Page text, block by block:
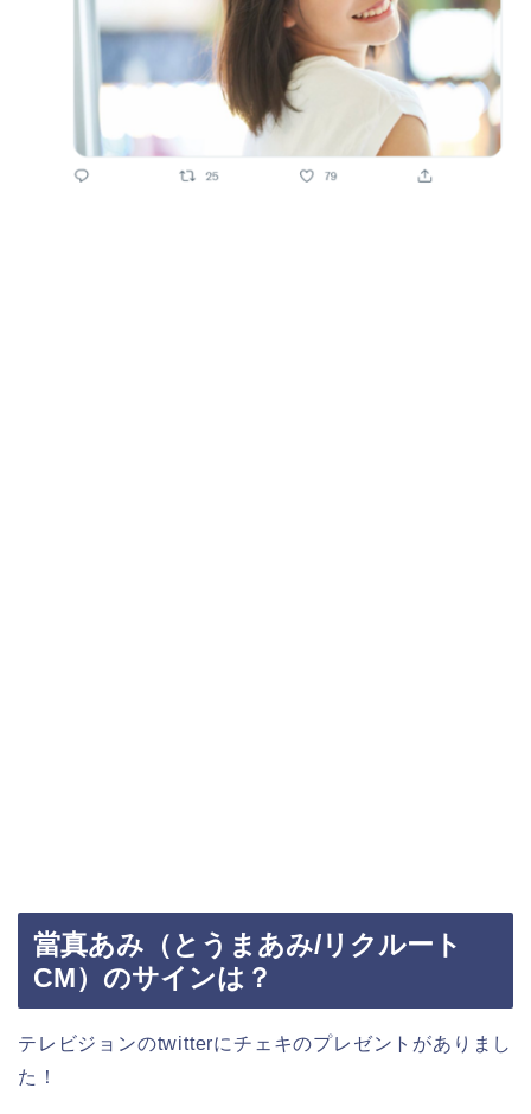
當真あみ（とうまあみ/リクルート
CM）のサインは？
テレビジョンのtwitterにチェキのプレゼントがありまし
た！